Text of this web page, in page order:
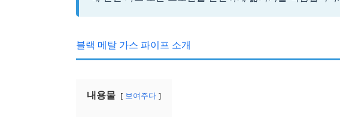
블랙 메탈 가스 파이프 소개
내용물 보여주다